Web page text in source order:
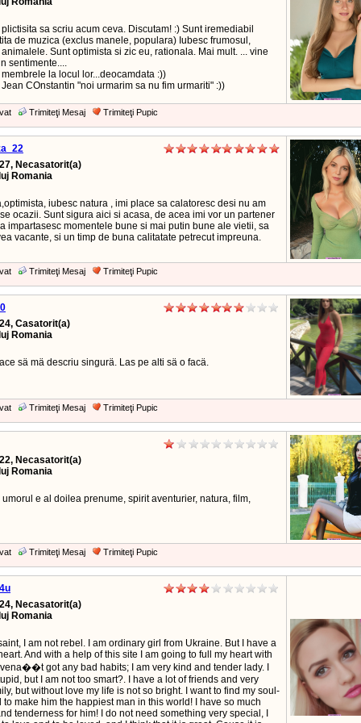
sa scriu acum ceva. Discutam! :) Sunt iremediabil
de muzica (exclus manele, populara) Iubesc frumosul,
Sunt optimista si zic eu, rationala. Mai mult. ... vine
sentimente....
la locul lor...deocamdata :))
COnstantin "noi urmarim sa nu fim urmariti" :))
Trimiteţi Mesaj Trimiteţi Pupic
Necasatorit(a)
Romania
iubesc natura , imi place sa calatoresc desi nu am
ocazii. Sunt sigura aici si acasa, de acea imi vor un partener
impartasesc momentele bune si mai putin bune ale vietii, sa
vacante, si un timp de buna calitatate petrecut impreuna.
Trimiteţi Mesaj Trimiteţi Pupic
Casatorit(a)
Romania
sä mä descriu singurä. Las pe alti sä o facä.
Trimiteţi Mesaj Trimiteţi Pupic
Necasatorit(a)
Romania
e al doilea prenume, spirit aventurier, natura, film,
Trimiteţi Mesaj Trimiteţi Pupic
Necasatorit(a)
Romania
I am not rebel. I am ordinary girl from Ukraine. But I have a
And with a help of this site I am going to full my heart with
got any bad habits; I am very kind and tender lady. I
but I am not too smart?. I have a lot of friends and very
but without love my life is not so bright. I want to find my soul-
to make him the happiest man in this world! I have so much
tenderness for him! I do not need something very special, I